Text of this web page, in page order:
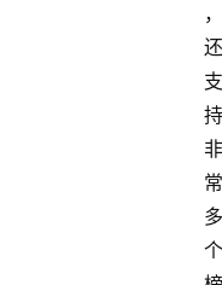
，
还
支
持
非
常
多
个